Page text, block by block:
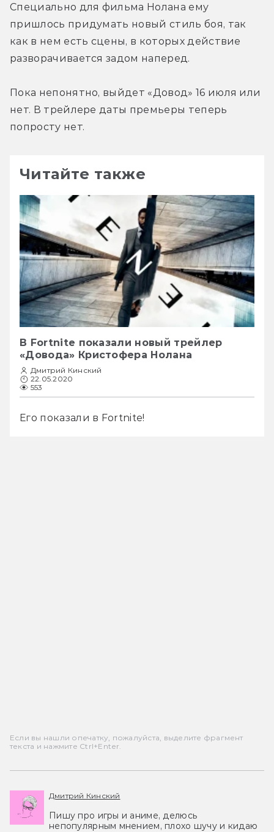
Специально для фильма Нолана ему
пришлось придумать новый стиль боя, так
как в нем есть сцены, в которых действие
разворачивается задом наперед.
Пока непонятно, выйдет «Довод» 16 июля или
нет. В трейлере даты премьеры теперь
попросту нет.
Читайте также
В Fortnite показали новый трейлер
«Довода» Кристофера Нолана
Дмитрий Кинский
22.05.2020
553
Его показали в Fortnite!
Если вы нашли опечатку, пожалуйста, выделите фрагмент
текста и нажмите Ctrl+Enter.
Дмитрий Кинский
Пишу про игры и аниме, делюсь
непопулярным мнением, плохо шучу и кидаю